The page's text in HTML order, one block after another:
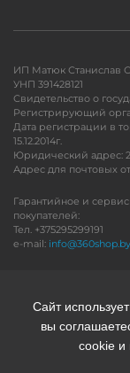
ИП Матюк Станислав
УНП 391428121
Свидетельство о
Регистрирующий
Дата регистрации в
15.12.2014г.
Юридический адрес:
Адрес для почтовых
Гарантийное и
покупателей:
Тел. +375295299191
e-mail: info@360shop.by
Сайт
вы
cookie и